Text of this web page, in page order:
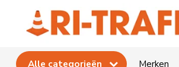
Alle categorieën Merken